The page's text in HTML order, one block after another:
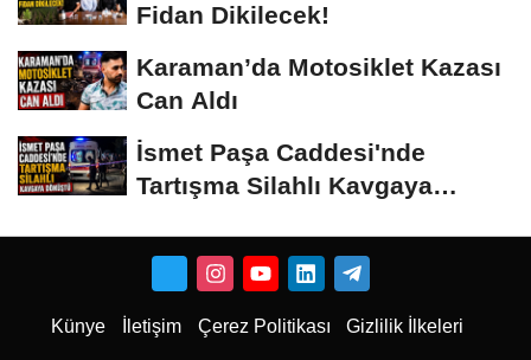
Fidan Dikilecek!
Karaman’da Motosiklet Kazası
Can Aldı
İsmet Paşa Caddesi'nde
Tartışma Silahlı Kavgaya
Künye İletişim Çerez Politikası Gizlilik İlkeleri